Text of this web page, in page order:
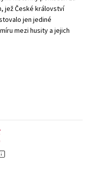
jež České království
jen jediné
mezi husity a jejich